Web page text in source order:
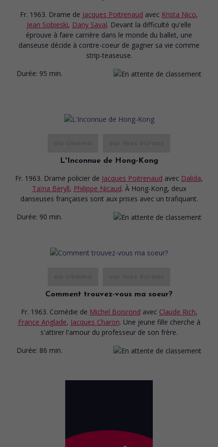
Fr. 1963. Drame de Jacques Poitrenaud avec Krista Nico,
Jean Sobieski, Dany Saval. Devant la difficulté qu'elle
éprouve à faire carrière dans le monde du ballet, une
danseuse décide à contre-coeur de gagner sa vie comme
strip-teaseuse.
Durée: 95 min.
L'Inconnue de Hong-Kong
Fr. 1963. Drame policier de Jacques Poitrenaud avec Dalida,
Taïna Beryll, Philippe Nicaud. À Hong-Kong, deux
danseuses françaises sont aux prises avec un trafiquant.
Durée: 90 min.
Comment trouvez-vous ma soeur?
Fr. 1963. Comédie de Michel Boisrond avec Claude Rich,
France Anglade, Jacques Charon. Une jeune fille cherche à
s'attirer l'amour du professeur de son frère.
Durée: 86 min.